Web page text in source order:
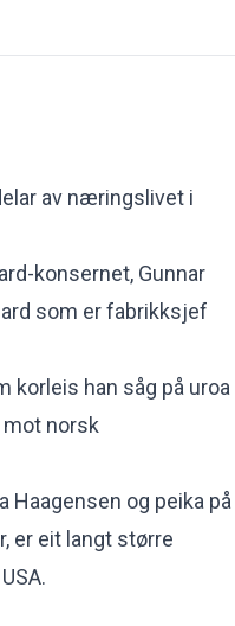
av næringslivet i
konsernet, Gunnar
som er fabrikksjef
korleis han såg på uroa
mot norsk
Haagensen og peika på
er eit langt større